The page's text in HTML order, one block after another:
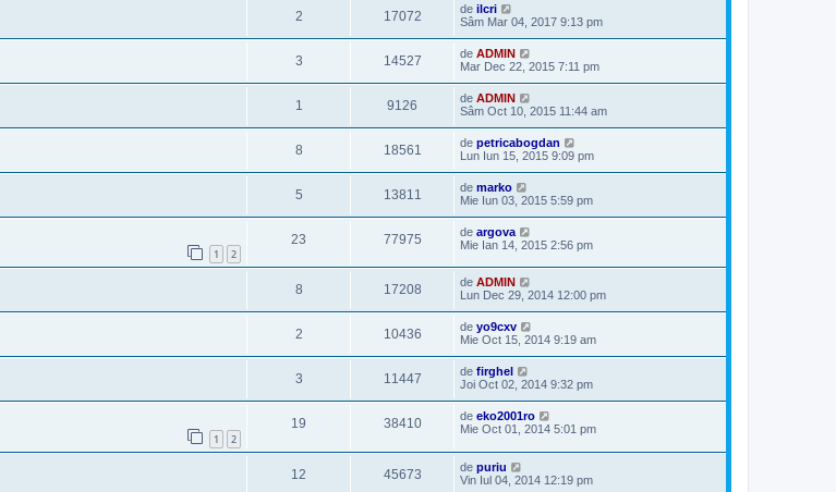
2 17072 de ilcri
Sâm Mar 04, 2017 9:13 pm
3 14527 de ADMIN
Mar Dec 22, 2015 7:11 pm
1 9126 de ADMIN
Sâm Oct 10, 2015 11:44 am
8 18561 de petricabogdan
Lun Iun 15, 2015 9:09 pm
5 13811 de marko
Mie Iun 03, 2015 5:59 pm
1 2
23 77975 de argova
Mie Ian 14, 2015 2:56 pm
8 17208 de ADMIN
Lun Dec 29, 2014 12:00 pm
2 10436 de yo9cxv
Mie Oct 15, 2014 9:19 am
3 11447 de firghel
Joi Oct 02, 2014 9:32 pm
1 2
19 38410 de eko2001ro
Mie Oct 01, 2014 5:01 pm
12 45673 de puriu
Vin Iul 04, 2014 12:19 pm